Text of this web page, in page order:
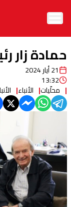
الأخبار
آراء
فيديو
مواقف
وليد جنبلاطالحزب
ابحث
حمادة زار
21 أيار 2024
13:32
محلّيات الأنباء